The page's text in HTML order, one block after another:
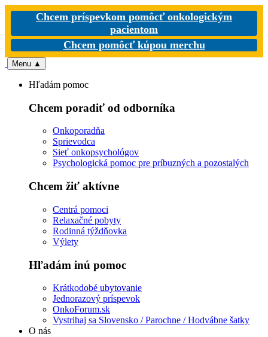
Chcem príspevkom pomôcť onkologickým
pacientom
Chcem pomôcť kúpou merchu
Menu ▲
Hľadám pomoc
Chcem poradiť od odborníka
Onkoporadňa
Sprievodca
Sieť onkopsychológov
Psychologická pomoc pre príbuzných a pozostalých
Chcem žiť aktívne
Centrá pomoci
Relaxačné pobyty
Rodinná týždňovka
Výlety
Hľadám inú pomoc
Krátkodobé ubytovanie
Jednorazový príspevok
OnkoForum.sk
Vystrihaj sa Slovensko / Parochne / Hodvábne šatky
O nás